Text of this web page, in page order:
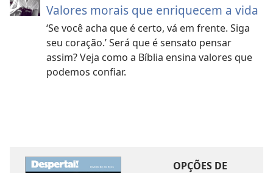
Valores morais que enriquecem a vida
‘Se você acha que é certo, vá em frente. Siga
seu coração.’ Será que é sensato pensar
assim? Veja como a Bíblia ensina valores que
podemos confiar.
OPÇÕES DE